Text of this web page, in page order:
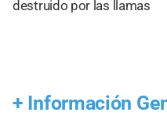
destruido por las llamas
+ Información